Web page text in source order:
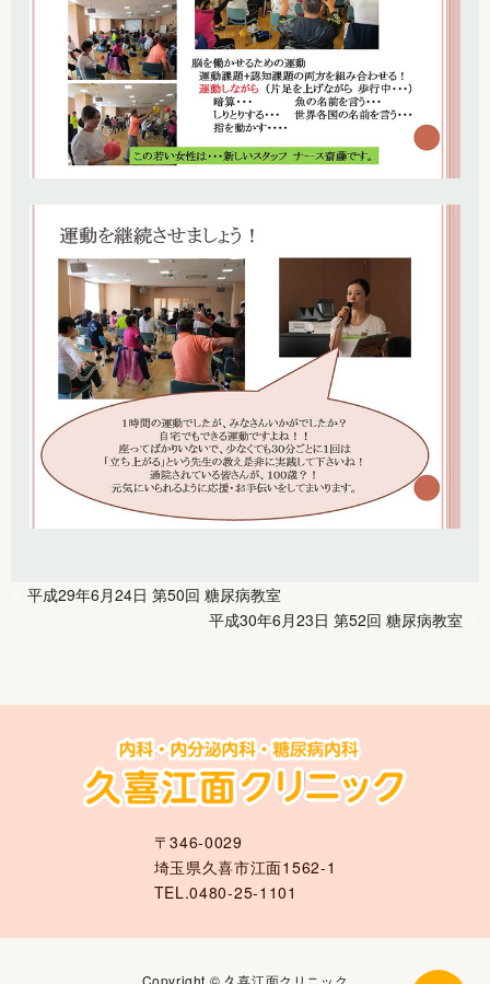
平成29年6月24日 第50回 糖尿病教室
平成30年6月23日 第52回 糖尿病教室
〒346-0029
埼玉県久喜市江面1562-1
TEL.0480-25-1101
Copyright © 久喜江面クリニック